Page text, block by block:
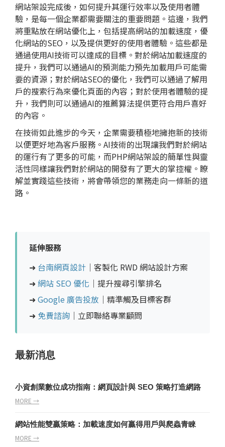
網站架設完成後，如何提升其運行效率以及使用者體
驗，是每一個企業都需要關注的重要問題。這邊，我們
將重點放在網站優化上，包括提高網站的加載速度，優
化網站的SEO ，以及提供更好的使用者體驗。這些都是
通過使用AI技術可以達成的目標。對於網站加載速度的
提升，我們可以通過AI的預測能力預先加載用戶可能需
要的資源；對於網站SEO的優化，我們可以通過了解用
戶的搜索行為來優化頁面的內容；對於使用者體驗的提
升，我們則可以通過AI的推薦算法提供更符合用戶喜好
的內容。
在技術如此進步的今天，企業需要積極地擁抱新的技術
以便更好地為客戶服務。AI技術的出現讓我們對於網站
的運行有了更多的可能，而PHP網站架設的簡單性與靈
活性同樣讓我們對於網站的開發有了更大的掌控權。瞭
解並實踐這些技術，將會帶領您的業務走向一條新的道
路。
延伸服務
➜ 台南網頁設計 ｜客製化 RWD 網站設計方案
➜ 網站 SEO 優化 ｜提升搜尋引擎排名
➜ Google 廣告投放 ｜精準觸及目標客群
➜ 免費諮詢 ｜立即聯絡專業顧問
最新消息
小資創業數位成功指南：網頁設計與 SEO 策略打造網路
MORE →
網站性能雙贏策略：加載速度如何贏得用戶與爬蟲青睞
MORE →